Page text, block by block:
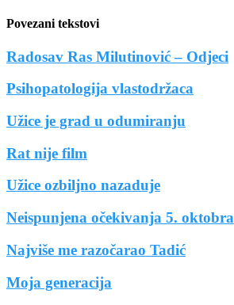
Povezani tekstovi
Radosav Ras Milutinović – Odjeci
Psihopatologija vlastodržaca
Užice je grad u odumiranju
Rat nije film
Užice ozbiljno nazaduje
Neispunjena očekivanja 5. oktobra
Najviše me razočarao Tadić
Moja generacija